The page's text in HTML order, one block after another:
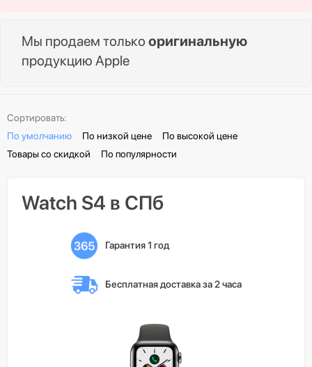
Мы продаем только оригинальную
продукцию Apple
Сортировать:
По умолчанию
По низкой цене
По высокой цене
Товары со скидкой
По популярности
Watch S4 в СПб
Гарантия 1 год
Бесплатная доставка за 2 часа